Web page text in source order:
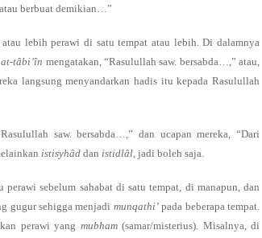
atau berbuat demikian…”
lebih perawi di satu tempat atau lebih. Di dalamnya
tâbi’în mengatakan, “Rasulullah saw. bersabda…,” atau,
langsung menyandarkan hadis itu kepada Rasulullah
saw. bersabda…,” dan ucapan mereka, “Dari
istisyhâd dan istidlâl, jadi boleh saja.
sebelum sahabat di satu tempat, di manapun, dan
gugur sehigga menjadi munqathi’pada beberapa tempat.
perawi yang mubham(samar/misterius). Misalnya, di